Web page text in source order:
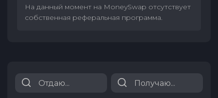
На данный момент на MoneySwap отсутствует
собственная реферальная программа.